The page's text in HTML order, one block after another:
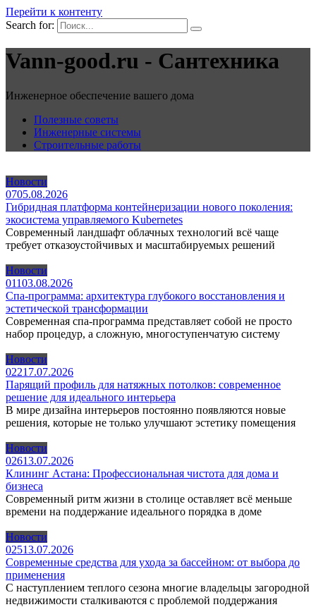
Перейти к контенту
Search for:
Vann-good.ru - Сантехника
Инженерное обеспечение вашего дома
Полезные советы
Инженерные системы
Строительные работы
Новости
0705.08.2026
Гибридная платформа контейнеризации нового поколения:
экосистема управляемого Kubernetes
Современный ландшафт облачных технологий всё чаще
требует отказоустойчивых и масштабируемых решений
Новости
01103.08.2026
Спа-программа: архитектура глубокого восстановления и
эстетической трансформации
Современная спа-программа представляет собой не просто
набор процедур, а сложную, многоступенчатую систему
Новости
02217.07.2026
Парящий профиль для натяжных потолков: современное
решение для идеального интерьера
В мире дизайна интерьеров постоянно появляются новые
решения, которые не только улучшают эстетику помещения
Новости
02613.07.2026
Клининг Астана: Профессиональная чистота для дома и
бизнеса
Современный ритм жизни в столице оставляет всё меньше
времени на поддержание идеального порядка в доме
Новости
02513.07.2026
Современные средства для ухода за бассейном: от выбора до
применения
С наступлением теплого сезона многие владельцы загородной
недвижимости сталкиваются с проблемой поддержания